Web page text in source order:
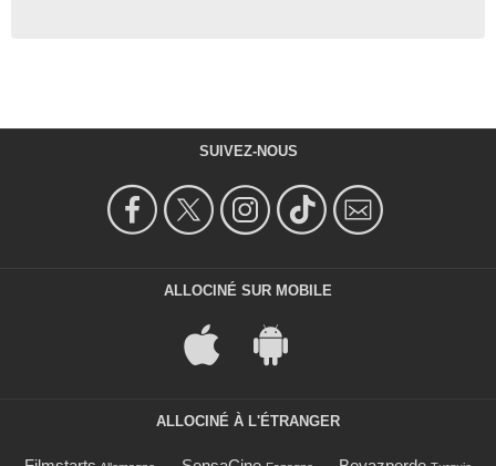
SUIVEZ-NOUS
ALLOCINÉ SUR MOBILE
ALLOCINÉ À L'ÉTRANGER